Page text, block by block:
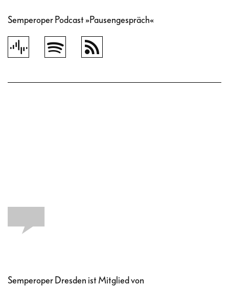
Semperoper Podcast »Pausengespräch«
Semperoper Dresden ist Mitglied von